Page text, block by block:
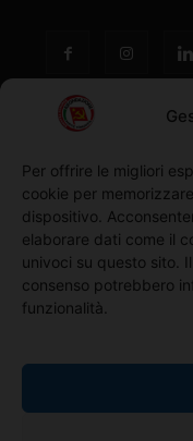
Per offrire le migliori
cookie per
dispositivo.
elaborare dati come il
univoci su questo sito.
consenso potrebbero
funzionalità.